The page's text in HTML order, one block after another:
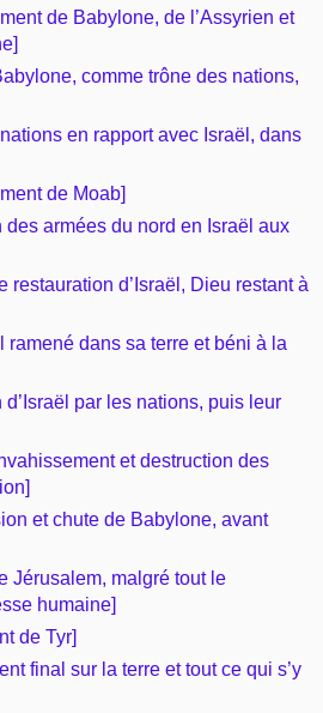
de Babylone, de l’Assyrien et
comme trône des nations,
en rapport avec Israël, dans
de Moab]
armées du nord en Israël aux
d’Israël, Dieu restant à
dans sa terre et béni à la
par les nations, puis leur
et destruction des
et chute de Babylone, avant
Jérusalem, malgré tout le
humaine]
de Tyr]
final sur la terre et tout ce qui s’y